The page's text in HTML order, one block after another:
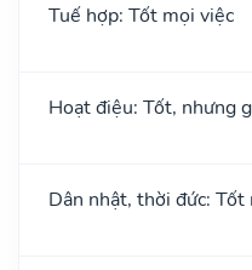
Tuế hợp: Tốt mọi việc
Hoạt điệu: Tốt, nhưng
Dân nhật, thời đức: Tốt